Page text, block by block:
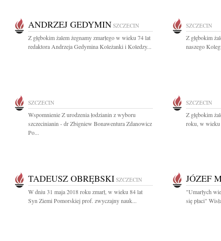
ANDRZEJ GEDYMIN SZCZECIN
Z głębokim żalem żegnamy zmarłego w wieku 74 lat
redaktora Andrzeja Gedymina Koleżanki i Koledzy...
SZCZECIN
Z głębokim
naszego
SZCZECIN
Wspomnienie Z urodzenia łodzianin z wyboru
szczecinianin - dr Zbigniew Bonawentura Zdanowicz
Po...
SZCZECIN
Z głębokim
roku, w wieku
TADEUSZ OBRĘBSKI SZCZECIN
W dniu 31 maja 2018 roku zmarł, w wieku 84 lat
Syn Ziemi Pomorskiej prof. zwyczajny nauk...
JÓZEF
"Umarłych
się płaci"